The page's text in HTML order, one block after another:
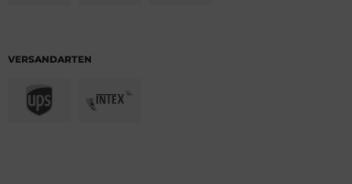
VERSANDARTEN